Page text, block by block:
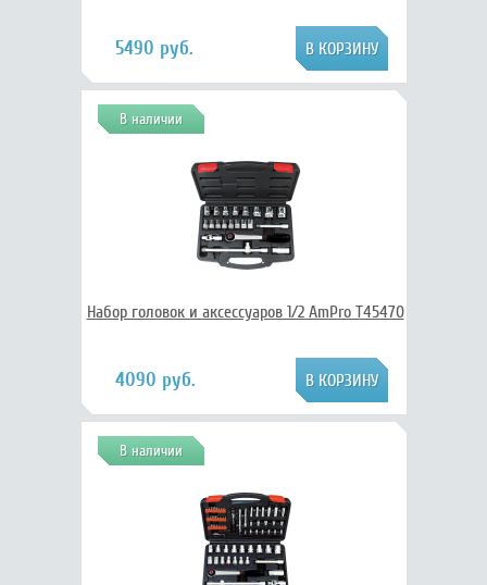
5490 руб.
В наличии
Набор головок и аксессуаров 1/2 AmPro T45470
4090 руб.
В наличии